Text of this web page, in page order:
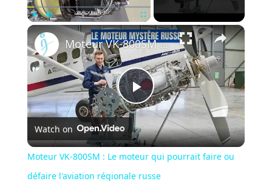
Unmute Fullscreen ×
Play
Video
Moteur VK-800SM : Le moteur qui pourrait faire ou défaire l'aviation régionale russe
Watch on
Moteur VK-800SM : Le moteur qui pourrait faire ou
défaire l'aviation régionale russe